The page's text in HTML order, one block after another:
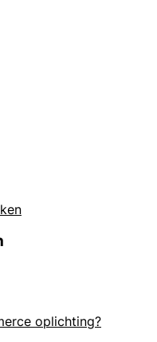
oplichting?